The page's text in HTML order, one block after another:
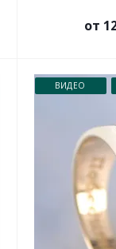
от
ВИДЕО